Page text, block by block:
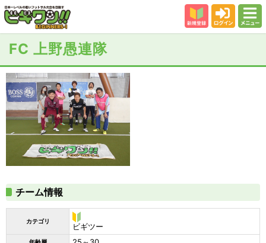
カテゴリー
会場
スタッフ紹介
よくある質問
参加者の声
FC 上野愚連隊
チーム情報
カテゴリ
ビ
ギ
ビギツー